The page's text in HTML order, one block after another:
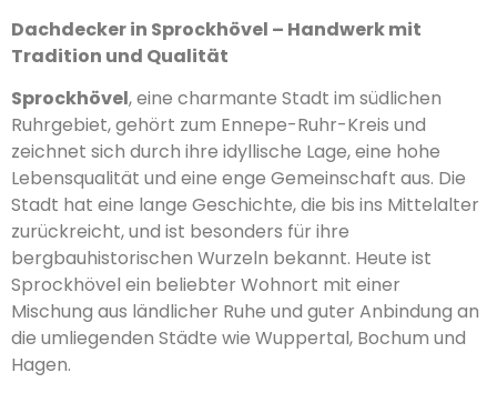
Dachdecker in Sprockhövel – Handwerk mit
Tradition und Qualität
Sprockhövel, eine charmante Stadt im südlichen
Ruhrgebiet, gehört zum Ennepe-Ruhr-Kreis und
zeichnet sich durch ihre idyllische Lage, eine hohe
Lebensqualität und eine enge Gemeinschaft aus. Die
Stadt hat eine lange Geschichte, die bis ins Mittelalter
zurückreicht, und ist besonders für ihre
bergbauhistorischen Wurzeln bekannt. Heute ist
Sprockhövel ein beliebter Wohnort mit einer
Mischung aus ländlicher Ruhe und guter Anbindung an
die umliegenden Städte wie Wuppertal, Bochum und
Hagen.